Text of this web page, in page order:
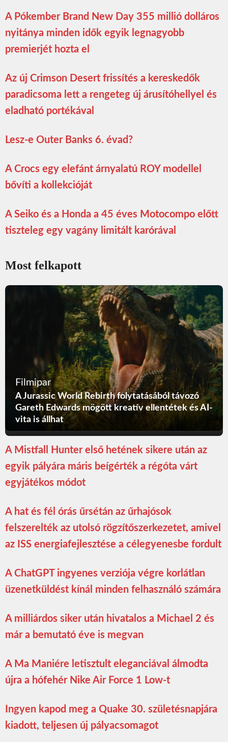
A Pókember Brand New Day 355 millió dolláros
nyitánya minden idők egyik legnagyobb
premierjét hozta el
Az új Crimson Desert frissítés a kereskedők
paradicsoma lett a rengeteg új árusítóhellyel és
eladható portékával
Lesz-e Outer Banks 6. évad?
A Crocs egy elefánt árnyalatú ROY modellel
bővíti a kollekcióját
A Seiko és a Honda a 45 éves Motocompo előtt
tiszteleg egy vagány limitált karórával
Most felkapott
Filmipar
A Jurassic World Rebirth folytatásából távozó
Gareth Edwards mögött kreatív ellentétek és AI-
vita is állhat
A Mistfall Hunter első hetének sikere után az
egyik pályára máris beígérték a régóta várt
egyjátékos módot
A hat és fél órás űrsétán az űrhajósok
felszerelték az utolsó rögzítőszerkezetet, amivel
az ISS energiafejlesztése a célegyenesbe fordult
A ChatGPT ingyenes verziója végre korlátlan
üzenetküldést kínál minden felhasználó számára
A milliárdos siker után hivatalos a Michael 2 és
már a bemutató éve is megvan
A Ma Maniére letisztult eleganciával álmodta
újra a hófehér Nike Air Force 1 Low-t
Ingyen kapod meg a Quake 30. születésnapjára
kiadott, teljesen új pályacsomagot